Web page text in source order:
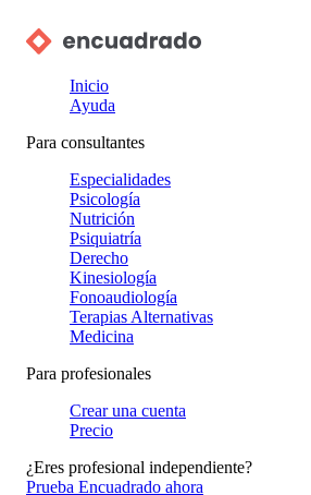
Inicio
Ayuda
Para consultantes
Especialidades
Psicología
Nutrición
Psiquiatría
Derecho
Kinesiología
Fonoaudiología
Terapias Alternativas
Medicina
Para profesionales
Crear una cuenta
Precio
¿Eres profesional independiente?
Prueba Encuadrado ahora